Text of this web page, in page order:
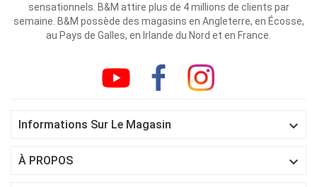
sensationnels. B&M attire plus de 4 millions de clients par
semaine. B&M possède des magasins en Angleterre, en Écosse,
au Pays de Galles, en Irlande du Nord et en France.
Informations Sur Le Magasin 
À PROPOS 